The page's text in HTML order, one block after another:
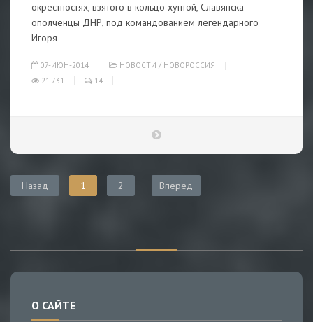
окрестностях, взятого в кольцо хунтой, Славянска
ополченцы ДНР, под командованием легендарного
Игоря
07-ИЮН-2014 НОВОСТИ / НОВОРОССИЯ
21 731
14
Назад 1 2 Вперед
О САЙТЕ